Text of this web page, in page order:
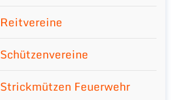
Reitvereine
Schützenvereine
Strickmützen Feuerwehr